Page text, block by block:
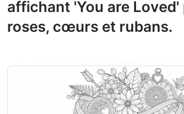
affichant 'You are Loved'
roses, cœurs et rubans.